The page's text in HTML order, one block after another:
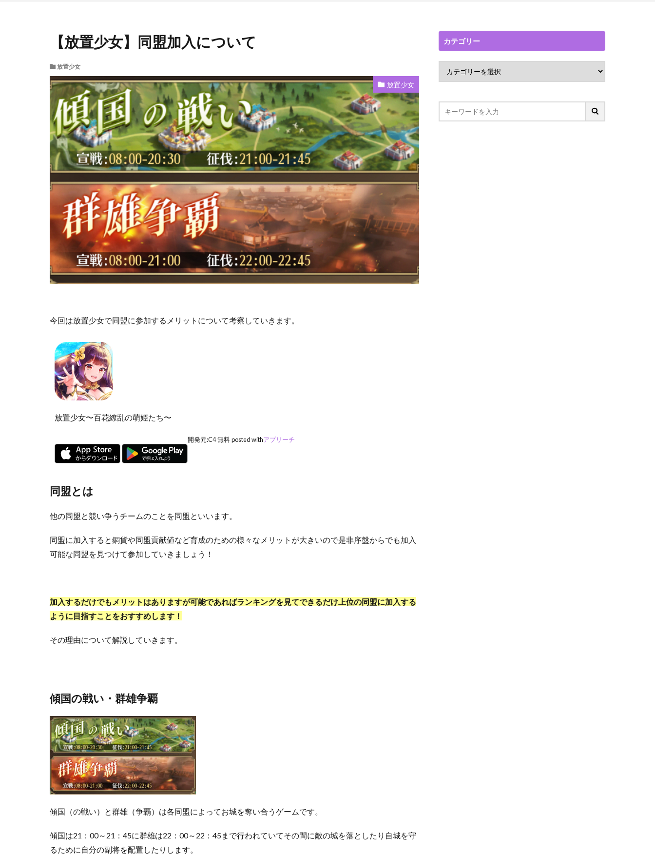
【放置少女】同盟加入について
放置少女
放置少女
今回は放置少女で同盟に参加するメリットについて考察していきます。
放置少女〜百花繚乱の萌姫たち〜
開発元:C4 無料 posted withアプリーチ
同盟とは
他の同盟と競い争うチームのことを同盟といいます。
同盟に加入すると銅貨や同盟貢献値など育成のための様々なメリットが大きいので是非序盤からでも加入
可能な同盟を見つけて参加していきましょう！
加入するだけでもメリットはありますが可能であればランキングを見てできるだけ上位の同盟に加入する
ように目指すことをおすすめします！
その理由について解説していきます。
傾国の戦い・群雄争覇
傾国（の戦い）と群雄（争覇）は各同盟によってお城を奪い合うゲームです。
傾国は21：00～21：45に群雄は22：00～22：45まで行われていてその間に敵の城を落としたり自城を守
るために自分の副将を配置したりします。
カテゴリー